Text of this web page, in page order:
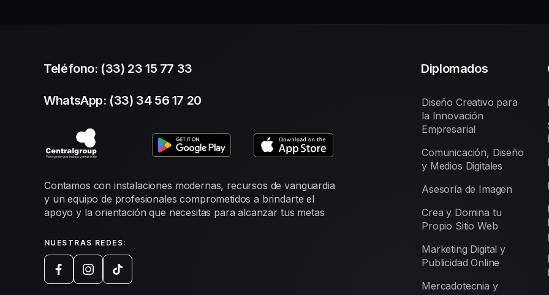
Teléfono: (33) 23 15 77 33
WhatsApp: (33) 34 56 17 20
Contamos con instalaciones modernas, recursos de vanguardia
y un equipo de profesionales comprometidos a brindarte el
apoyo y la orientación que necesitas para alcanzar tus metas
NUESTRAS REDES:
Diplomados
Diseño Creativo para
la Innovación
Empresarial
Comunicación, Diseño
y Medios Digitales
Asesoría de Imagen
Crea y Domina tu
Propio Sitio Web
Marketing Digital y
Publicidad Online
Mercadotecnia y